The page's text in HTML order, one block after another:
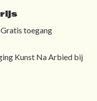
Gratis toegang
Kunst Na Arbied bij